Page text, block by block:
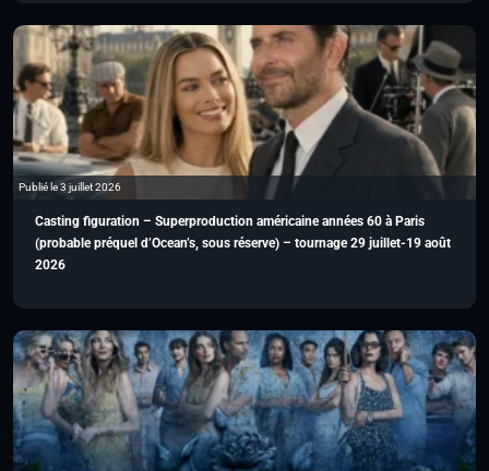
Publié le 3 juillet 2026
Casting figuration – Superproduction américaine années 60 à Paris
(probable préquel d’Ocean’s, sous réserve) – tournage 29 juillet-19 août
2026